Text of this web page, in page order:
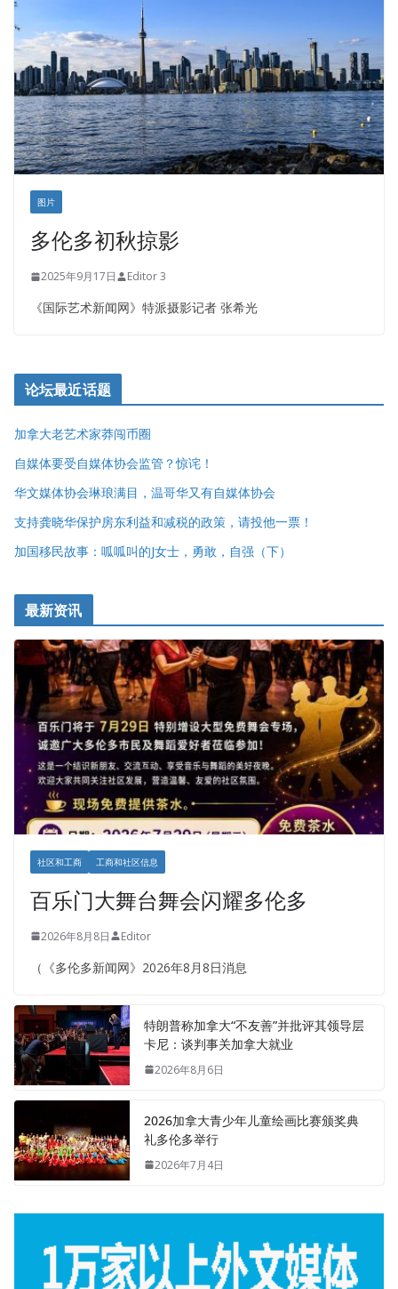
图片
多伦多初秋掠影
2025年9月17日 Editor 3
《国际艺术新闻网》特派摄影记者 张希光
论坛最近话题
加拿大老艺术家莽闯币圈
自媒体要受自媒体协会监管？惊诧！
华文媒体协会琳琅满目，温哥华又有自媒体协会
支持龚晓华保护房东利益和减税的政策，请投他一票！
加国移民故事：呱呱叫的J女士，勇敢，自强（下）
最新资讯
社区和工商 工商和社区信息
百乐门大舞台舞会闪耀多伦多
2026年8月8日 Editor
（《多伦多新闻网》2026年8月8日消息
特朗普称加拿大“不友善”并批评其领导层
卡尼：谈判事关加拿大就业
2026年8月6日
2026加拿大青少年儿童绘画比赛颁奖典
礼多伦多举行
2026年7月4日